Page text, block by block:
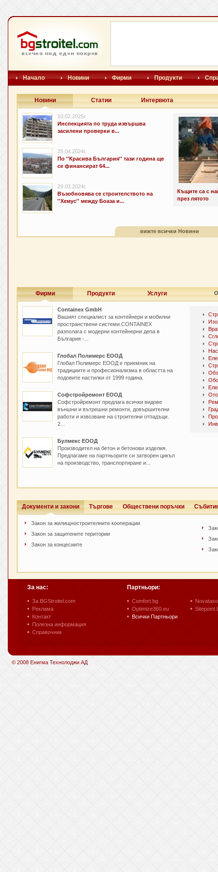
Начало Новини Фирми Продукти
Новини Статии Интервюта
10.02.2025г.
Инспекцията по труда извършва
засилени проверки в...
25.04.2024г.
По ''Красива България'' тази година ще
се финансират 64...
29.03.2024г.
Възобновява се строителството на
''Хемус'' между Боаза и...
Къщите са с
през лятото
вижте всички Новини
Фирми Продукти Услуги
Containex GmbH
Вашият специалист за контейнери и мобилни
пространствени системи.CONTAINEX
разполага с модерни контейнерни депа в
България -...
Глобал Полимерс ЕООД
Глобал Полимерс ЕООД е приемник на
традициите и професионализма в областта на
подовите настилки от 1999 година.
Софстройремонт ЕООД
Софстройремонт предлага всички видове
външни и вътрешни ремонти, довършителни
работи и извозване на строителни отпадъци.
2...
Булмекс ЕООД
Производител на бетон и бетонови изделия.
Предлагаме на партньорите си затворен цикъл
на производство, транспортиране и...
Документи и закони Търгове Обществени поръчки
Закон за жилищностроителните кооперации
Закон за защитените територии
Закон за концесиите
За нас:
За BGStroitel.com
Реклама
Контакт
Полезна информация
Справочник
Партньори:
Comfort.bg
Optimize360.eu
Всички Партньори
© 2008 Енигма Технолоджи АД